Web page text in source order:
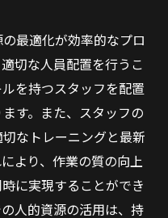
最適化が効率的なプロ
切な人員配置を行うこ
を持つスタッフを配置
す。また、スタッフの
なトレーニングと最新
より、作業の質の向上
に実現することができ
人的資源の活用は、持